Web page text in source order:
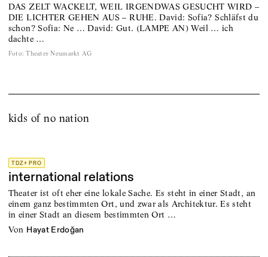
DAS ZELT WACKELT, WEIL IRGENDWAS GESUCHT WIRD –
DIE LICHTER GEHEN AUS – RUHE. David: Sofia? Schläfst du
schon? Sofia: Ne … David: Gut. (LAMPE AN) Weil … ich
dachte …
Foto: Theater Neumarkt AG
kids of no nation
TDZ+ PRO
international relations
Theater ist oft eher eine lokale Sache. Es steht in einer Stadt, an
einem ganz bestimmten Ort, und zwar als Architektur. Es steht
in einer Stadt an diesem bestimmten Ort …
von Hayat Erdoğan